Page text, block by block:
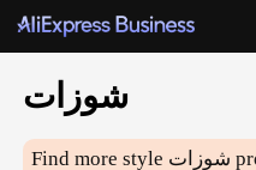
شوزات
Find more style شوزات